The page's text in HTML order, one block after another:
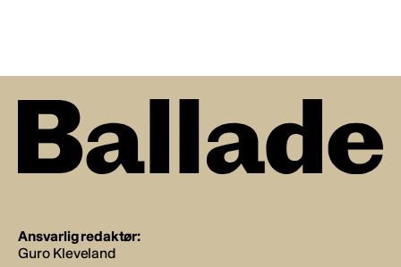
Ansvarlig redaktør:
Guro Kleveland